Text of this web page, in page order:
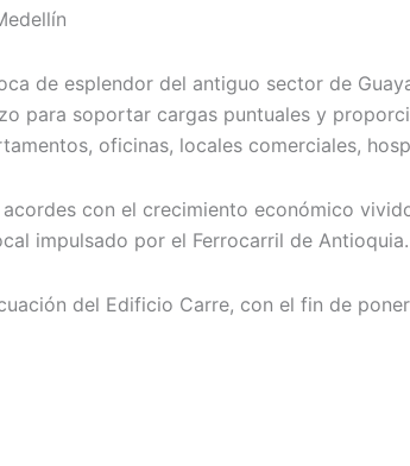
de esplendor del antiguo sector de
para soportar cargas puntuales y
oficinas, locales comerciales,
con el crecimiento económico
impulsado por el Ferrocarril de Antioquia.
del Edificio Carre, con el fin de